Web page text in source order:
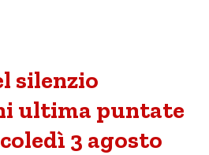
silenzio
ultima puntate
3 agosto